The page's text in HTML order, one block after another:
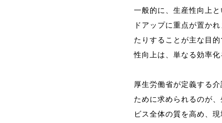
一般的に、生産性向上
ドアップに重点が置か
たりすることが主な目
性向上は、単なる効率
厚生労働省が定義する介
ために求められるのが
ビス全体の質を高め、